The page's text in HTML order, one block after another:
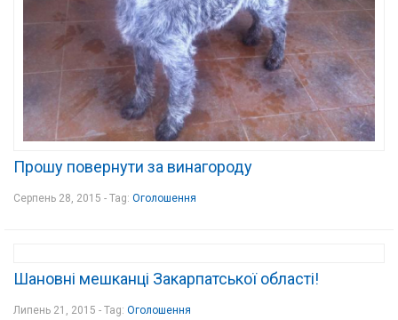
Прошу повернути за винагороду
Серпень 28, 2015 - Tag: Оголошення
Шановні мешканці Закарпатської області!
Липень 21, 2015 - Tag: Оголошення